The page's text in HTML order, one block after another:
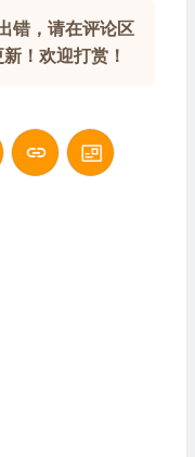
错，请在评论区
！欢迎打赏！